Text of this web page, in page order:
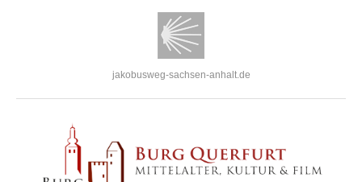
jakobusweg-sachsen-anhalt.de